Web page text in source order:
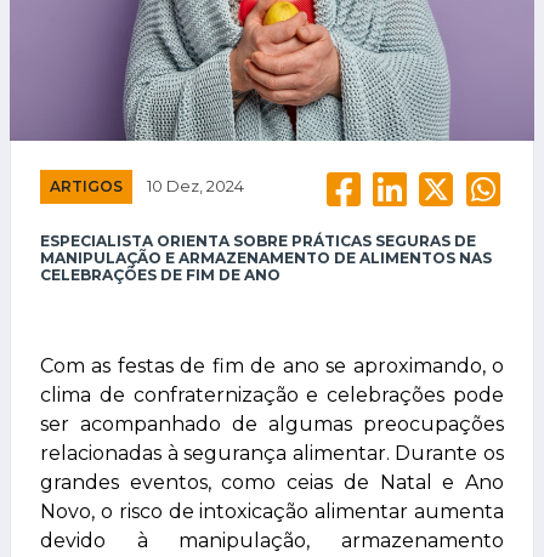
ARTIGOS 10 Dez, 2024
ESPECIALISTA ORIENTA SOBRE PRÁTICAS SEGURAS DE
MANIPULAÇÃO E ARMAZENAMENTO DE ALIMENTOS NAS
CELEBRAÇÕES DE FIM DE ANO
Com as festas de fim de ano se aproximando, o
clima de confraternização e celebrações pode
ser acompanhado de algumas preocupações
relacionadas à segurança alimentar. Durante os
grandes eventos, como ceias de Natal e Ano
Novo, o risco de intoxicação alimentar aumenta
devido à manipulação, armazenamento